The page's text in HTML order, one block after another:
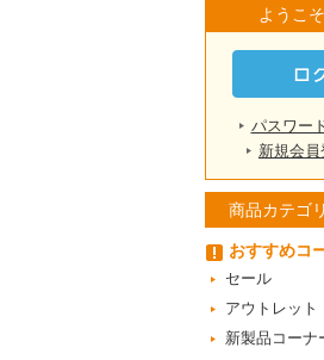
ようこ
パスワー
新規会員
商品カテゴリ
おすすめコ
セール
アウトレット
新製品コーナ